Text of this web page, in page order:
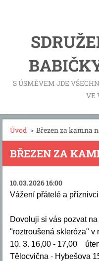
S ÚSMĚVEM JDE
VE
Úvod > Březen za kamna
BŘEZEN ZA
10.03.2026 16:00
Vážení přátelé a
Dovoluji si vás pozvat
"roztroušená skleróza" v
10. 3. 16,00 - 17,00
Tělocvična - Hybešova